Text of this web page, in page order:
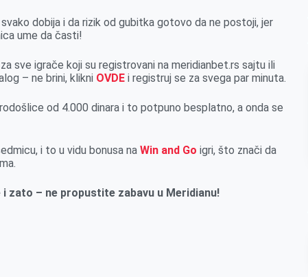
svako dobija i da rizik od gubitka gotovo da ne postoji, jer
ume da časti!
sve igrače koji su registrovani na meridianbet.rs sajtu ili
– ne brini, klikni OVDE i registruj se za svega par minuta.
od 4.000 dinara i to potpuno besplatno, a onda se
i to u vidu bonusa naWin and Go igri, što znači da
zato – ne propustite zabavu u Meridianu!